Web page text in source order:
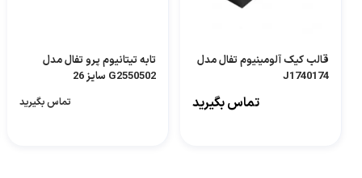
قالب کیک آلومینیوم تفال مدل
J1740174
تماس بگیرید
تابه تیتانیوم پرو تفال مدل
G2550502 سایز 26
تماس بگیرید